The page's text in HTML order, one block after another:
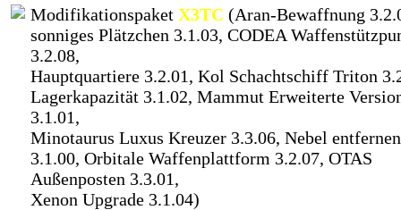
Modifikationspaket X3TC (Aran-Bewaffnung
sonniges Plätzchen 3.1.03, CODEA
3.2.08,
Hauptquartiere 3.2.01, Kol Schachtschiff Triton
Lagerkapazität 3.1.02, Mammut Erweiterte
3.1.01,
Minotaurus Luxus Kreuzer 3.3.06, Nebel entfernen
3.1.00, Orbitale Waffenplattform 3.2.07, OTAS
Außenposten 3.3.01,
Xenon Upgrade 3.1.04)